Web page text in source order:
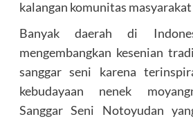
kalangan komunitas
Banyak daerah di
mengembangkan kesenian
sanggar seni karena
kebudayaan nenek
Sanggar Seni Notoyudan